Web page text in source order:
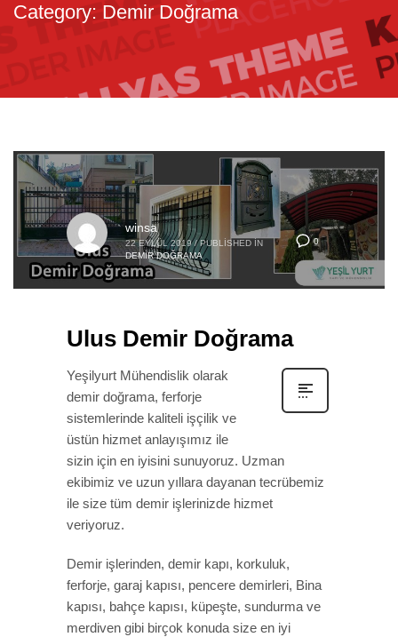
Category: Demir Doğrama
0
winsa
22 EYLÜL 2019 / PUBLISHED IN
DEMIR DOĞRAMA
Ulus Demir Doğrama
Yeşilyurt Mühendislik olarak
demir doğrama, ferforje
sistemlerinde kaliteli işçilik ve
üstün hizmet anlayışımız ile
sizin için en iyisini sunuyoruz. Uzman
ekibimiz ve uzun yıllara dayanan tecrübemiz
ile size tüm demir işlerinizde hizmet
veriyoruz.
Demir işlerinden, demir kapı, korkuluk,
ferforje, garaj kapısı, pencere demirleri, Bina
kapısı, bahçe kapısı, küpeşte, sundurma ve
merdiven gibi birçok konuda size en iyi